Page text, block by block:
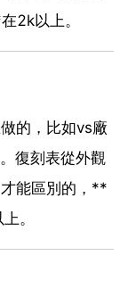
2k以上。
的，比如vs廠
復刻表從外觀
能區別的，**
。